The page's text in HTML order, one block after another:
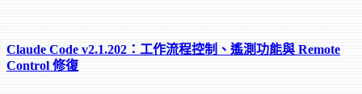
Claude Code v2.1.202：工作流程控制、遙測功能與 Remote
Control 修復